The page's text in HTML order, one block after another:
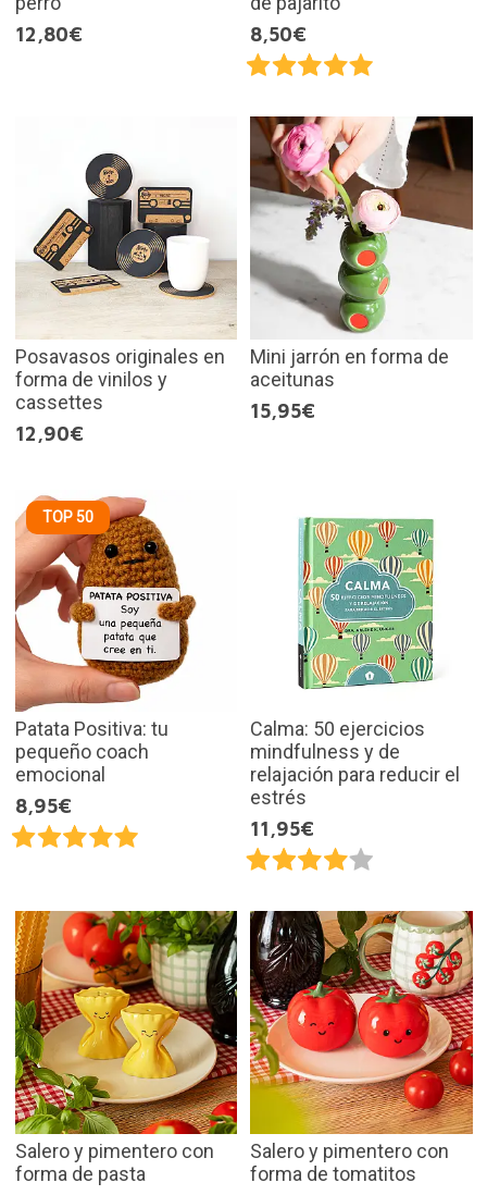
12,80€
8,50€
Posavasos originales en
forma de vinilos y
cassettes
12,90€
Mini jarrón en forma de
aceitunas
15,95€
TOP 50
Patata Positiva: tu
pequeño coach
emocional
8,95€
Calma: 50 ejercicios
mindfulness y de
relajación para reducir el
estrés
11,95€
Salero y pimentero con
forma de pasta
Salero y pimentero con
forma de tomatitos